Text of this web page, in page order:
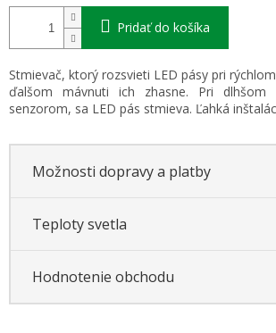
Pridať do košíka
Stmievač, ktorý rozsvieti LED pásy pri
ďalšom mávnuti ich zhasne. Pri dlhšom
senzorom, sa LED pás stmieva. Ľahká
Možnosti dopravy a platby
Teploty svetla
Hodnotenie obchodu